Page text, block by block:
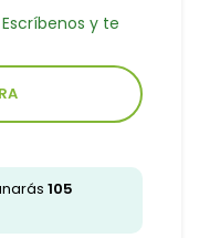
y te
105